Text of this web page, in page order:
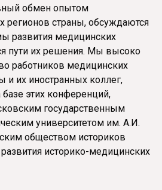
обмен опытом
регионов страны, обсуждаются
развития медицинских
пути их решения. Мы высоко
работников медицинских
и их иностранных коллег,
этих конференций,
государственным
университетом им. А.И.
обществом историков
историко-медицинских